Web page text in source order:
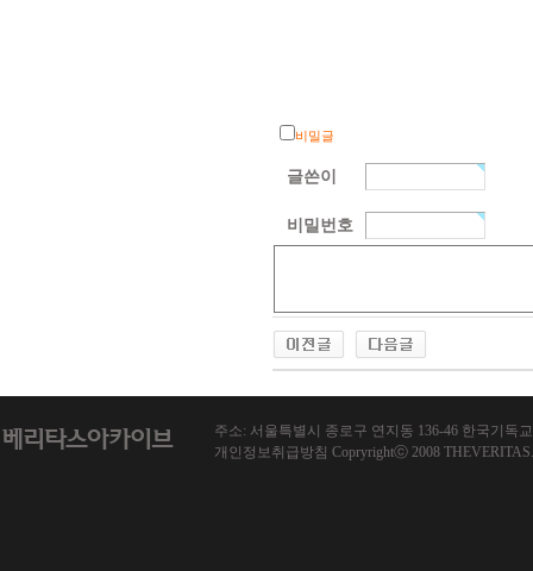
비밀글
글쓴이
비밀번호
주소: 서울특별시 종로구 연지동 136-46 한국기독교
개인정보취급방침 Copryrightⓒ 2008